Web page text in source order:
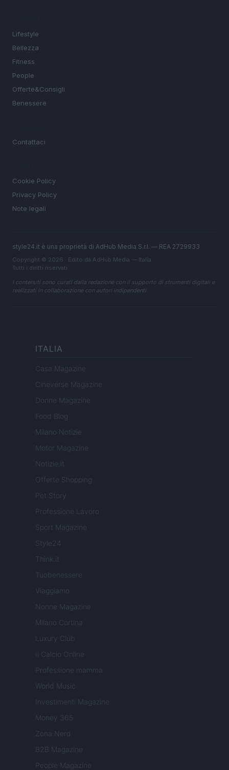
Lifestyle
Bellezza
Fitness
People
Offerte&Consigli
Benessere
Contattaci
Cookie Policy
Privacy Policy
Note legali
style24.it è una proprietà di AdHub Media S.r.l. — REA 2729933
Copyright © 2026 · Edito da AdHub Media — Italia
Tutti i diritti riservati
I contenuti sono curati dalla redazione con il supporto di strumenti digitali e
realizzati in collaborazione con autori indipendenti.
ITALIA
Casa Magazine
Cineverse Magazine
Donne Magazine
Food Blog
Milano Notizie
Motor Magazine
Notizie.it
Offerte Shopping
Pet Story
Professione Lavoro
Sport Magazine
Style24
Think.it
Tuobenessere
Viaggiamo
Nonne Magazine
Milano Cortina
Luxury Club
Il Calcio Online
Professione mamma
World Music
Investimenti Magazine
Money 365
Zona Nerd
B2B Magazine
People Magazine